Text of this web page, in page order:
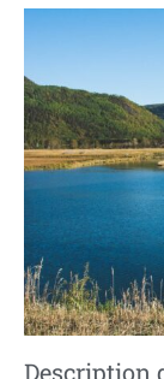
Description